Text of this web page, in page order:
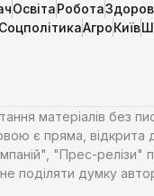
ОсвітаРобота
СоцполітикаАгроКиїв
матеріалів без
є пряма, відкрита
"Прес-релізи"
не поділяти думку